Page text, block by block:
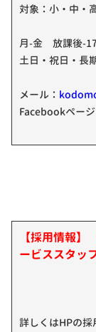
対象：小・中・
月-金 放課後-
土日・祝日・
メール：
Facebookページ
【採用情報
ービススタッフ
詳しくはHPの